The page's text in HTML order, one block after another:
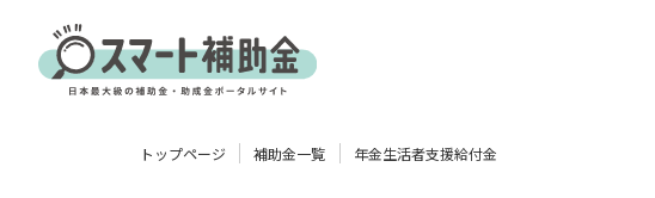
トップページ 補助金一覧 年金生活者支援給付金